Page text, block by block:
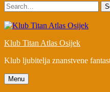
Search
Klub Titan Atlas Osijek
Klub ljubitelja znanstvene
Menu